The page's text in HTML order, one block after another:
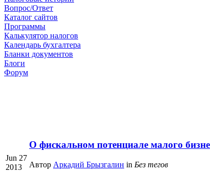
Вопрос/Ответ
Каталог сайтов
Программы
Калькулятор налогов
Календарь бухгалтера
Бланки документов
Блоги
Форум
Jun 27
2013
О фискальном потенциале малого
Автор Аркадий Брызгалин in Без тегов